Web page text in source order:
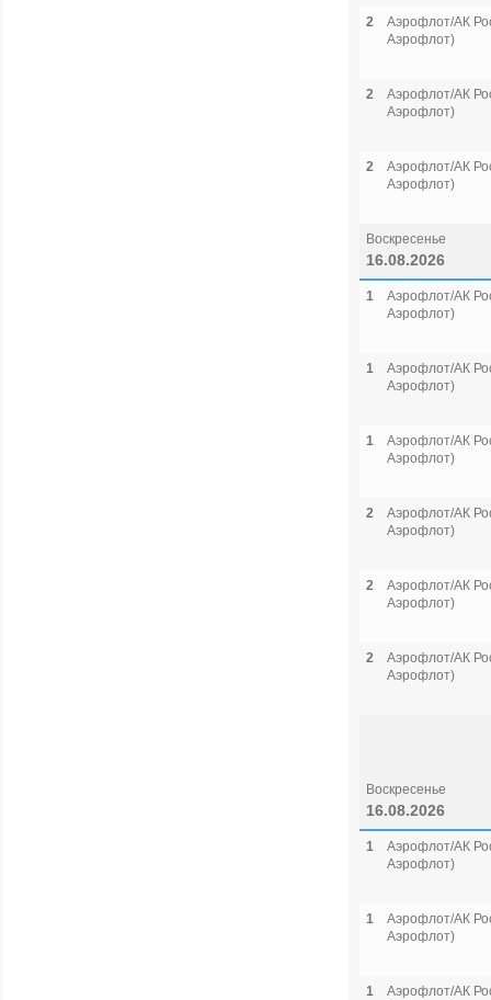
2
Аэрофлот/АК
Аэрофлот)
2
Аэрофлот/АК
Аэрофлот)
2
Аэрофлот/АК
Аэрофлот)
Воскресенье
16.08.2026
1
Аэрофлот/АК
Аэрофлот)
1
Аэрофлот/АК
Аэрофлот)
1
Аэрофлот/АК
Аэрофлот)
2
Аэрофлот/АК
Аэрофлот)
2
Аэрофлот/АК
Аэрофлот)
2
Аэрофлот/АК
Аэрофлот)
Воскресенье
16.08.2026
1
Аэрофлот/АК
Аэрофлот)
1
Аэрофлот/АК
Аэрофлот)
1
Аэрофлот/АК